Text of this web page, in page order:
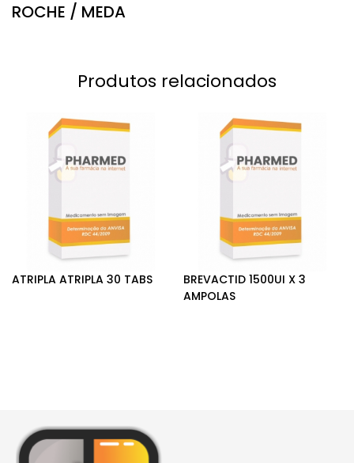
ROCHE / MEDA
Produtos relacionados
ATRIPLA ATRIPLA 30 TABS
BREVACTID 1500UI X 3
AMPOLAS